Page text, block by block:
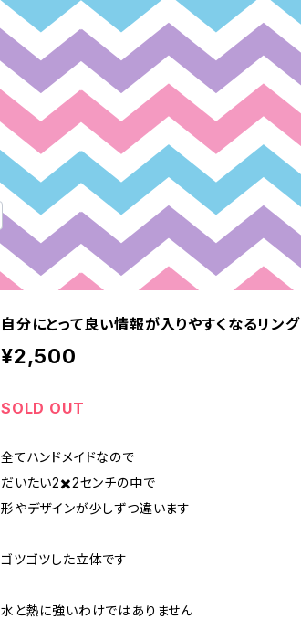
自分にとって良い情報が入りやすくなるリング
¥2,500
SOLD OUT
全てハンドメイドなので
だいたい2✖️2センチの中で
形やデザインが少しずつ違います
ゴツゴツした立体です
水と熱に強いわけではありません